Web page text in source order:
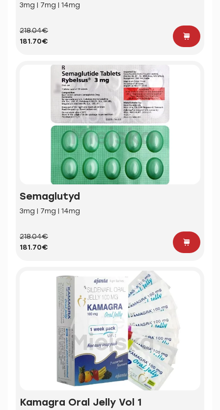
3mg | 7mg | 14mg
218.04€
181.70€
Semaglutyd
3mg | 7mg | 14mg
218.04€
181.70€
Kamagra Oral Jelly Vol 1